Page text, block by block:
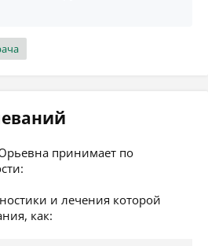
принимает по
и лечения которой
как: